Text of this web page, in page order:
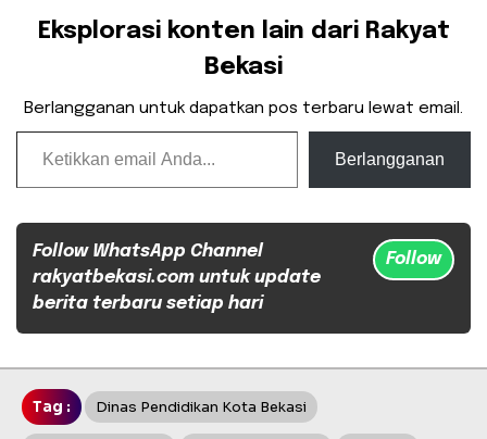
Eksplorasi konten lain dari Rakyat
Bekasi
Berlangganan untuk dapatkan pos terbaru lewat email.
Ketikkan email Anda...
Berlangganan
Follow WhatsApp Channel
rakyatbekasi.com untuk update
berita terbaru setiap hari
Follow
Tag : Dinas Pendidikan Kota Bekasi